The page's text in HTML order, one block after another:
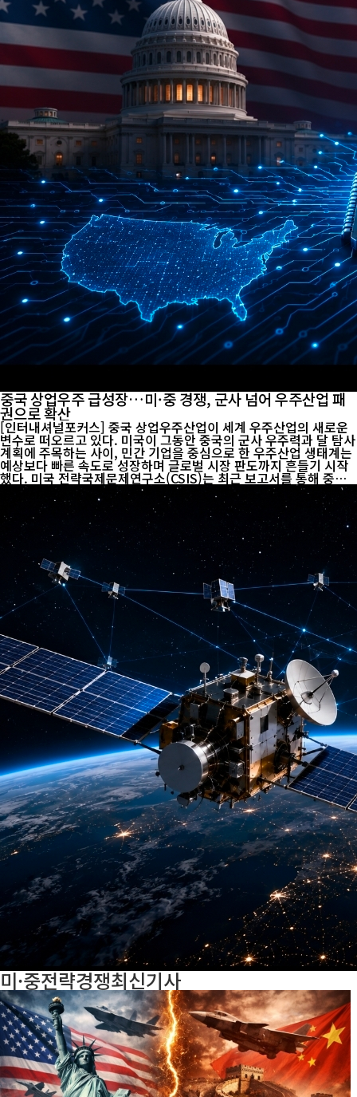
중국 상업우주 급성장…미·중 경쟁, 군사 넘어 우주산업 패
권으로 확산
[인터내셔널포커스] 중국 상업우주산업이 세계 우주산업의 새로운
변수로 떠오르고 있다. 미국이 그동안 중국의 군사 우주력과 달 탐사
계획에 주목하는 사이, 민간 기업을 중심으로 한 우주산업 생태계는
예상보다 빠른 속도로 성장하며 글로벌 시장 판도까지 흔들기 시작
했다. 미국 전략국제문제연구소(CSIS)는 최근 보고서를 통해 중국
상업우주 분야의 성장세가 미국의 예상보다 훨씬 빠르다고 평가했
다. 중국은 2014년 민간 자본에 우주산업을 개방한 이후 관련 기업
이 약 600개로 늘었으며, 발사체 개발과 위성 제작, 위성통신, 데이
터 서비스 등으로 산업 영역도 빠르게 확대되고 있다. 변화는 단순히
기업 수 증가에 그치지 않는다. 중국은 베이징과 상하이, 하이난 등
을 중심으로 우주산업 클러스터를 조성하고 있으며, 민간 로켓 기업
들도 잇따라 등장해 국가 주도의 장정(長征) 로켓 체계와 ...
미·중전략경쟁최신기사